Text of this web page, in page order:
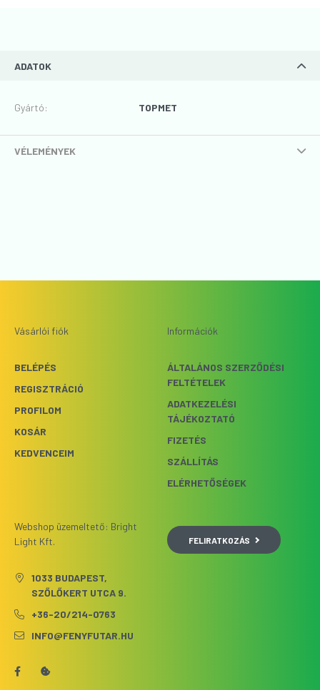
ADATOK
Gyártó: TOPMET
VÉLEMÉNYEK
Vásárlói fiók
BELÉPÉS
REGISZTRÁCIÓ
PROFILOM
KOSÁR
KEDVENCEIM
Információk
ÁLTALÁNOS SZERZŐDÉSI
FELTÉTELEK
ADATKEZELÉSI
TÁJÉKOZTATÓ
FIZETÉS
SZÁLLÍTÁS
ELÉRHETŐSÉGEK
Webshop üzemeltető: Bright
Light Kft.
1033 BUDAPEST,
SZŐLŐKERT UTCA 9.
+36-20/214-0763
INFO@FENYFUTAR.HU
FELIRATKOZÁS